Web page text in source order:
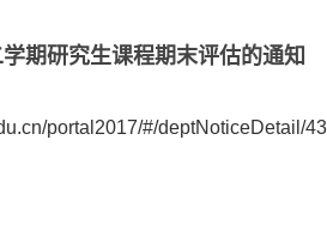
期研究生课程期末评估的通知
portal2017/#/deptNoticeDetail/